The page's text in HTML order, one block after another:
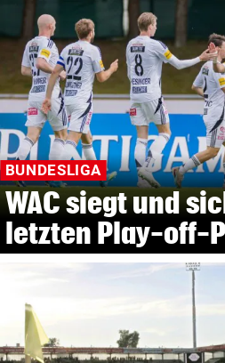
BUNDESLIGA
WAC siegt und
letzten Play-off-